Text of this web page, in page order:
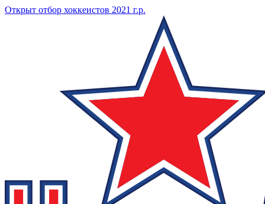
Открыт отбор хоккеистов 2021 г.р.